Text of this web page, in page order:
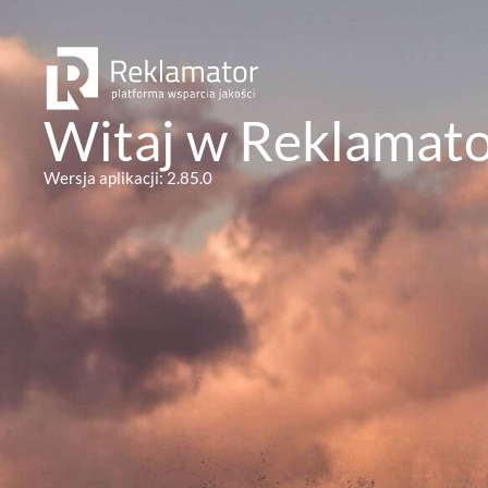
Witaj w
Wersja aplikacji: 2.85.0